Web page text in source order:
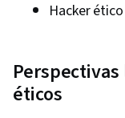
Hacker
éticos